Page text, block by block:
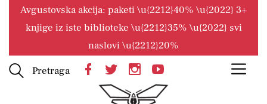
Avgustovska akcija: paketi \u{2212}40% \u{2022} 3+
knjige iz iste biblioteke \u{2212}35% \u{2022} svi
naslovi \u{2212}20%
Pretraga